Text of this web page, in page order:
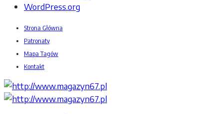
WordPress.org
Strona Główna
Patronaty
Mapa Tagów
Kontakt